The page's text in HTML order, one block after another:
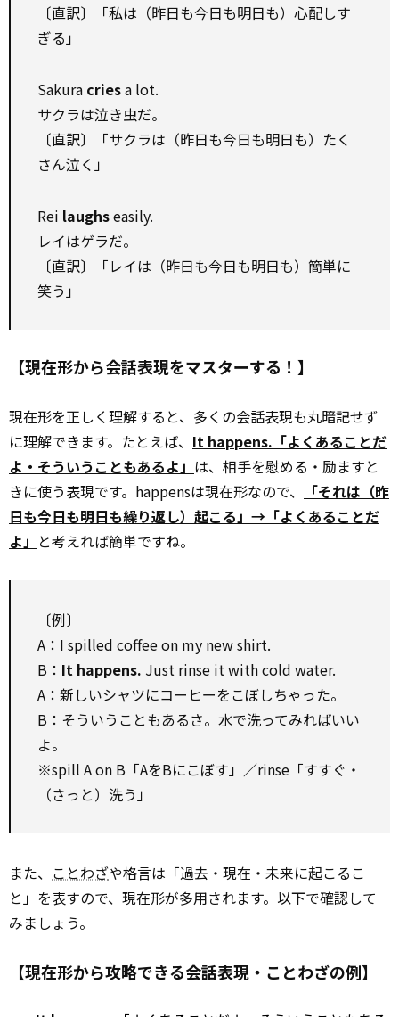
〔直訳〕「私は（昨日も今日も明日も）心配しす
ぎる」
Sakura criesa lot.
サクラは泣き虫だ。
〔直訳〕「サクラは（昨日も今日も明日も）たく
さん泣く」
Rei laughseasily.
レイはゲラだ。
〔直訳〕「レイは（昨日も今日も明日も）簡単に
笑う」
【現在形から会話表現をマスターする！】
現在形を正しく理解すると、多くの会話表現も丸暗記せず
に理解できます。たとえば、 It happens.「よくあることだ
よ・そういうこともあるよ」 は、相手を慰める・励ますと
きに使う表現です。happensは現在形なので、
「それは（昨
日も今日も明日も繰り返し）起こる」→「よくあることだ
よ」 と考えれば簡単ですね。
〔例〕
A：I spilled coffee on my new shirt.
B： It happens. Just rinse it with cold water.
A：新しいシャツにコーヒーをこぼしちゃった。
B：そういうこともあるさ。水で洗ってみればいい
よ。
※spill A on B「AをBにこぼす」／rinse「すすぐ・
（さっと）洗う」
また、 ことわざや格言は「過去・現在・未来に起こるこ
と」を表すので、現在形が多用されます。以下で確認して
みましょう。
【現在形から攻略できる会話表現・ことわざの例】